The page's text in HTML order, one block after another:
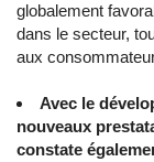
globalement
dans le secteur,
aux
Avec le
nouveaux
constate